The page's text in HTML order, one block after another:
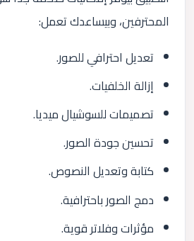
المحترفين، وبيساعدك تعمل:
تعديل احترافي للصور.
إزالة الخلفيات.
تصميمات للسوشيال ميديا.
تحسين جودة الصور.
كتابة وتعديل النصوص.
دمج الصور باحترافية.
مؤثرات وفلاتر قوية.